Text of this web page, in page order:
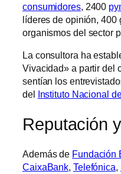
consumidores, 2400
líderes de opinión, 400
organismos del sector
La consultora ha
Vivacidad» a partir del
sentían los
del Instituto Nacional
Reputación
Además de Fundación
CaixaBank, Telefónica,